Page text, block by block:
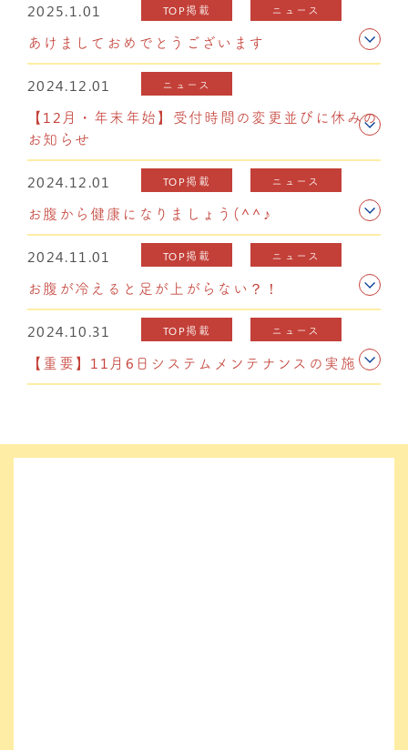
2025.1.01 TOP掲載 ニュース
あけましておめでとうございます
2024.12.01 ニュース
【12月・年末年始】受付時間の変更並びに休みの
お知らせ
2024.12.01 TOP掲載 ニュース
お腹から健康になりましょう(^^♪
2024.11.01 TOP掲載 ニュース
お腹が冷えると足が上がらない？！
2024.10.31 TOP掲載 ニュース
【重要】11月6日システムメンテナンスの実施